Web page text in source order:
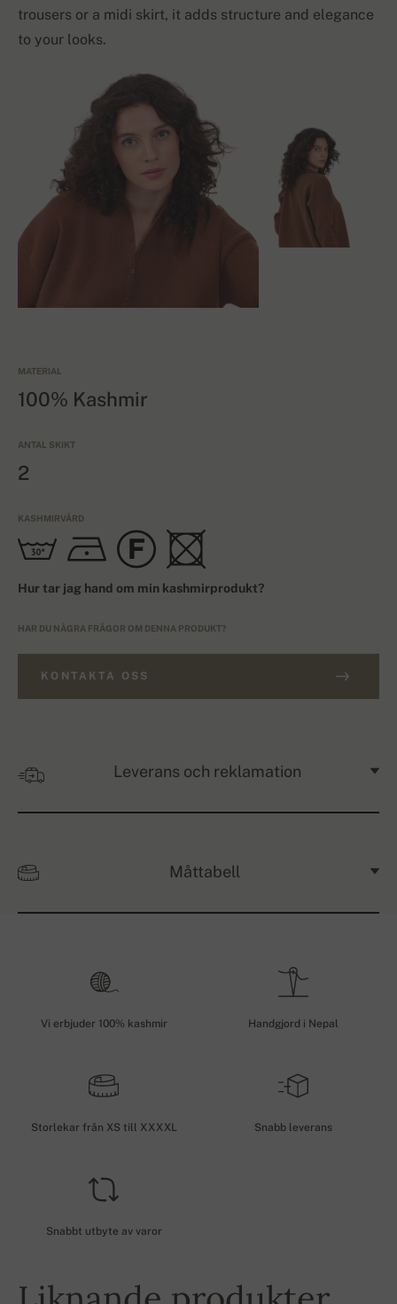
trousers or a midi skirt, it adds structure and elegance
to your looks.
MATERIAL
100% Kashmir
ANTAL SKIKT
2
KASHMIRVÅRD
Hur tar jag hand om min kashmirprodukt?
HAR DU NÅGRA FRÅGOR OM DENNA PRODUKT?
KONTAKTA OSS
Leverans och reklamation
Måttabell
Vi erbjuder 100% kashmir Handgjord i Nepal
Storlekar från XS till XXXXL Snabb leverans
Snabbt utbyte av varor